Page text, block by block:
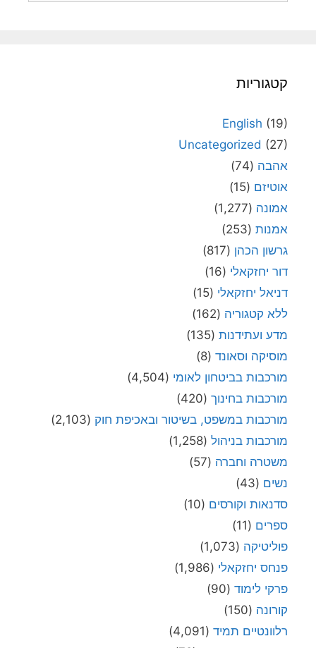
קטגוריות
English (19)
Uncategorized (27)
אהבה (74)
אוטיזם (15)
אמונה (1,277)
אמנות (253)
גרשון הכהן (817)
דור יחזקאלי (16)
דניאל יחזקאלי (15)
ללא קטגוריה (162)
מדע ועתידנות (135)
מוסיקה וסאונד (8)
מורכבות בביטחון לאומי (4,504)
מורכבות בחינוך (420)
מורכבות במשפט, בשיטור ובאכיפת חוק (2,103)
מורכבות בניהול (1,258)
משטרה וחברה (57)
נשים (43)
סדנאות וקורסים (10)
ספרים (11)
פוליטיקה (1,073)
פנחס יחזקאלי (1,986)
פרקי לימוד (90)
קורונה (150)
רלוונטיים תמיד (4,091)